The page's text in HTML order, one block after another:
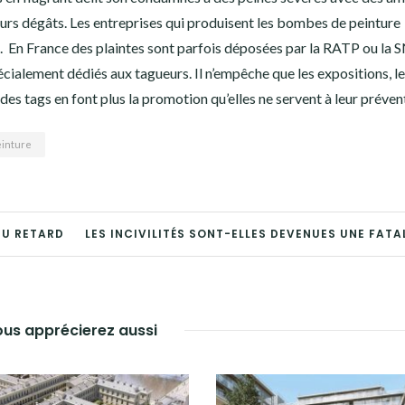
dégâts. Les entreprises qui produisent les bombes de peinture
France des plaintes sont parfois déposées par la RATP ou la
dédiés aux tagueurs. Il n’empêche que les expositions,
tags en font plus la promotion qu’elles ne servent à leur
RETARD LES INCIVILITÉS SONT-ELLES DEVENUES UNE
apprécierez aussi